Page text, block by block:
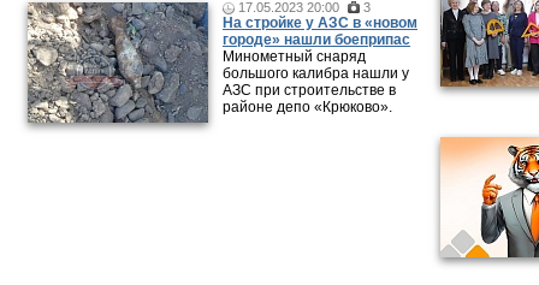
17.05.2023 20:00 3
На стройке у АЗС в «новом
городе» нашли боеприпас
Минометный снаряд
большого калибра нашли у
АЗС при строительстве в
районе депо «Крюково».